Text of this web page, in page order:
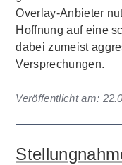
Overlay-Anbieter
Hoffnung auf eine
dabei zumeist
Versprechungen.
Veröffentlicht am: